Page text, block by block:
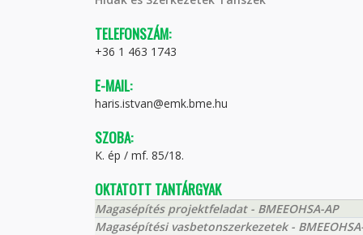
TELEFONSZÁM:
+36 1 463 1743
E-MAIL:
haris.istvan@emk.bme.hu
SZOBA:
K. ép / mf. 85/18.
OKTATOTT TANTÁRGYAK
Magasépítés projektfeladat - BMEEOHSA-AP
Magasépítési vasbetonszerkezetek -